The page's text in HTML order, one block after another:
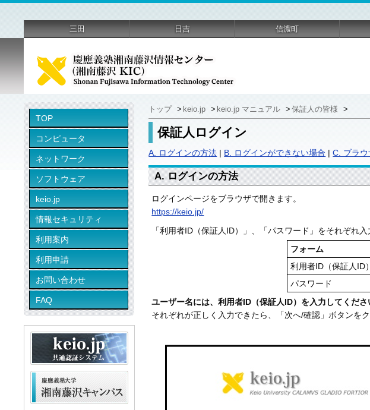
TOP
コンピュータ
ネットワーク
ソフトウェア
keio.jp
情報セキュリティ
利用案内
利用申請
お問い合わせ
FAQ
トップ > keio.jp > keio.jp マニュアル > 保証人の皆様 >
保証人ログイン
A. ログインの方法 | B. ログインができない場合 |C. ブラ
A. ログインの方法
ログインページをブラウザで開きます。
https://keio.jp/
「利用者ID（保証人ID）」、「パスワード」をそれぞれ入
フォーム
利用者ID（保証人ID）
パスワード
ユーザー名には、利用者ID（保証人ID）を入力してくださ
それぞれが正しく入力できたら、「次へ/確認」ボタンを
三田 日吉 信濃町